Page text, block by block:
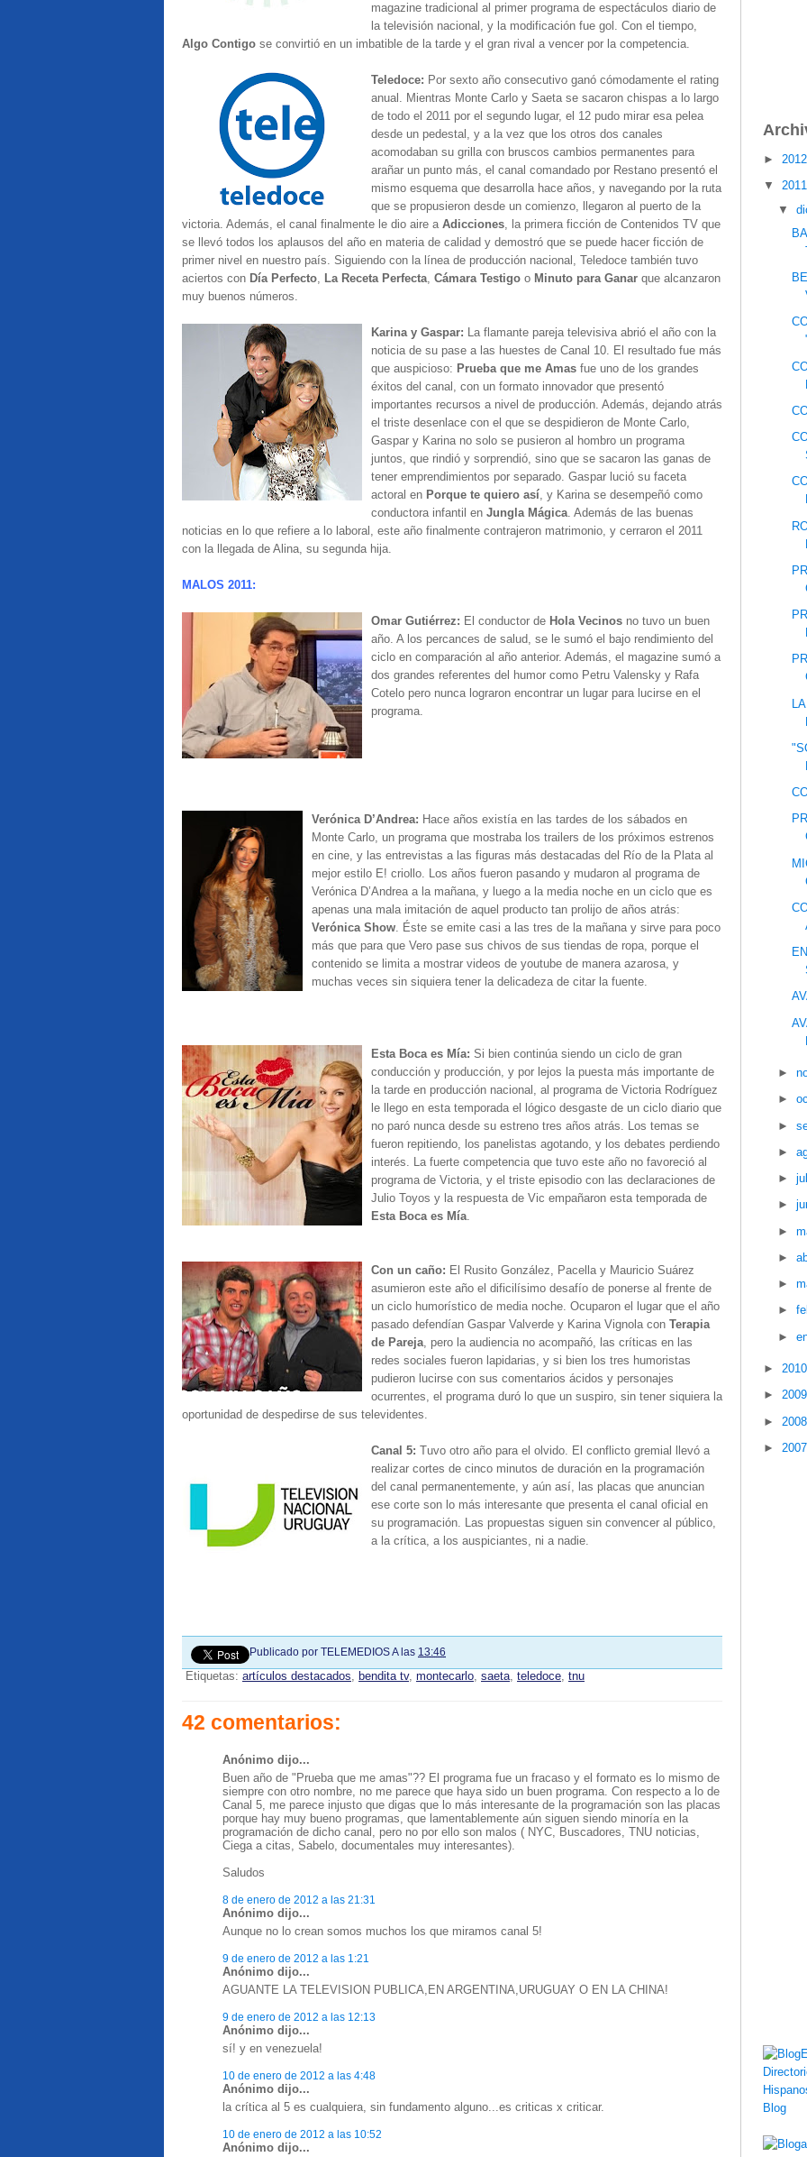
magazine tradicional al primer programa de espectáculos diario de
la televisión nacional, y la modificación fue gol. Con el tiempo,
Algo Contigo se convirtió en un imbatible de la tarde y el gran rival a vencer por la competencia.
Teledoce: Por sexto año consecutivo ganó cómodamente el rating
anual. Mientras Monte Carlo y Saeta se sacaron chispas a lo largo
de todo el 2011 por el segundo lugar, el 12 pudo mirar esa pelea
desde un pedestal, y a la vez que los otros dos canales
acomodaban su grilla con bruscos cambios permanentes para
arañar un punto más, el canal comandado por Restano presentó el
mismo esquema que desarrolla hace años, y navegando por la ruta
que se propusieron desde un comienzo, llegaron al puerto de la
victoria. Además, el canal finalmente le dio aire a Adicciones, la primera ficción de Contenidos TV que
se llevó todos los aplausos del año en materia de calidad y demostró que se puede hacer ficción de
primer nivel en nuestro país. Siguiendo con la línea de producción nacional, Teledoce también tuvo
aciertos con Día Perfecto, La Receta Perfecta, Cámara Testigo o Minuto para Ganar que alcanzaron
muy buenos números.
Karina y Gaspar: La flamante pareja televisiva abrió el año con la
noticia de su pase a las huestes de Canal 10. El resultado fue más
que auspicioso: Prueba que me Amas fue uno de los grandes
éxitos del canal, con un formato innovador que presentó
importantes recursos a nivel de producción. Además, dejando atrás
el triste desenlace con el que se despidieron de Monte Carlo,
Gaspar y Karina no solo se pusieron al hombro un programa
juntos, que rindió y sorprendió, sino que se sacaron las ganas de
tener emprendimientos por separado. Gaspar lució su faceta
actoral en Porque te quiero así, y Karina se desempeñó como
conductora infantil en Jungla Mágica. Además de las buenas
noticias en lo que refiere a lo laboral, este año finalmente contrajeron matrimonio, y cerraron el 2011
con la llegada de Alina, su segunda hija.
MALOS 2011:
Omar Gutiérrez: El conductor de Hola Vecinos no tuvo un buen
año. A los percances de salud, se le sumó el bajo rendimiento del
ciclo en comparación al año anterior. Además, el magazine sumó a
dos grandes referentes del humor como Petru Valensky y Rafa
Cotelo pero nunca lograron encontrar un lugar para lucirse en el
programa.
Verónica D’Andrea: Hace años existía en las tardes de los sábados en
Monte Carlo, un programa que mostraba los trailers de los próximos estrenos
en cine, y las entrevistas a las figuras más destacadas del Río de la Plata al
mejor estilo E! criollo. Los años fueron pasando y mudaron al programa de
Verónica D’Andrea a la mañana, y luego a la media noche en un ciclo que es
apenas una mala imitación de aquel producto tan prolijo de años atrás:
Verónica Show. Éste se emite casi a las tres de la mañana y sirve para poco
más que para que Vero pase sus chivos de sus tiendas de ropa, porque el
contenido se limita a mostrar videos de youtube de manera azarosa, y
muchas veces sin siquiera tener la delicadeza de citar la fuente.
Esta Boca es Mía: Si bien continúa siendo un ciclo de gran
conducción y producción, y por lejos la puesta más importante de
la tarde en producción nacional, al programa de Victoria Rodríguez
le llego en esta temporada el lógico desgaste de un ciclo diario que
no paró nunca desde su estreno tres años atrás. Los temas se
fueron repitiendo, los panelistas agotando, y los debates perdiendo
interés. La fuerte competencia que tuvo este año no favoreció al
programa de Victoria, y el triste episodio con las declaraciones de
Julio Toyos y la respuesta de Vic empañaron esta temporada de
Esta Boca es Mía.
Con un caño: El Rusito González, Pacella y Mauricio Suárez
asumieron este año el dificilísimo desafío de ponerse al frente de
un ciclo humorístico de media noche. Ocuparon el lugar que el año
pasado defendían Gaspar Valverde y Karina Vignola con Terapia
de Pareja, pero la audiencia no acompañó, las críticas en las
redes sociales fueron lapidarias, y si bien los tres humoristas
pudieron lucirse con sus comentarios ácidos y personajes
ocurrentes, el programa duró lo que un suspiro, sin tener siquiera la
oportunidad de despedirse de sus televidentes.
Canal 5: Tuvo otro año para el olvido. El conflicto gremial llevó a
realizar cortes de cinco minutos de duración en la programación
del canal permanentemente, y aún así, las placas que anuncian
ese corte son lo más interesante que presenta el canal oficial en
su programación. Las propuestas siguen sin convencer al público,
a la crítica, a los auspiciantes, ni a nadie.
Publicado por TELEMEDIOSA las 13:46
Etiquetas: artículos destacados, bendita tv, montecarlo, saeta, teledoce, tnu
42 comentarios:
Anónimo dijo...
Buen año de "Prueba que me amas"?? El programa fue un fracaso y el formato es lo mismo de
siempre con otro nombre, no me parece que haya sido un buen programa. Con respecto a lo de
Canal 5, me parece injusto que digas que lo más interesante de la programación son las placas
porque hay muy bueno programas, que lamentablemente aún siguen siendo minoría en la
programación de dicho canal, pero no por ello son malos ( NYC, Buscadores, TNU noticias,
Ciega a citas, Sabelo, documentales muy interesantes).
Saludos
8 de enero de 2012 a las 21:31
Anónimo dijo...
Aunque no lo crean somos muchos los que miramos canal 5!
9 de enero de 2012 a las 1:21
Anónimo dijo...
AGUANTE LA TELEVISION PUBLICA,EN ARGENTINA,URUGUAY O EN LA CHINA!
9 de enero de 2012 a las 12:13
Anónimo dijo...
sí! y en venezuela!
10 de enero de 2012 a las 4:48
Anónimo dijo...
la crítica al 5 es cualquiera, sin fundamento alguno...es criticas x criticar.
10 de enero de 2012 a las 10:52
Anónimo dijo...
►
▼
▼
►
►
►
►
►
►
►
►
►
►
►
►
►
►
►